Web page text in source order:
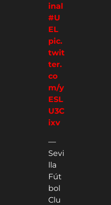
inal
#U
EL
pic.
twit
ter.
co
m/y
ESL
U3C
ixv
—
Sevi
lla
Fút
bol
Clu